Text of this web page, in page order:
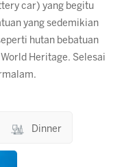
car) yang begitu
yang sedemikian
hutan bebatuan
Heritage. Selesai
Dinner